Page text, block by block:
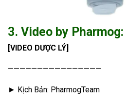
3. Video by Pharmog:
[VIDEO DƯỢC LÝ]
————————————————
► Kịch Bản: PharmogTeam